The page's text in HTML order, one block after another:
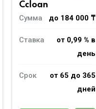
Ccloan
Сумма
до 184 000 ₸
Ставка
от 0,99 % в
день
Срок
от 65 до 365
дней